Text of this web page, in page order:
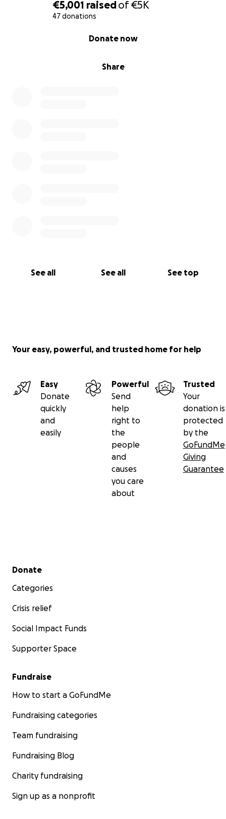
€5,001 raisedof€5K
47 donations
Share
Donate now
See all See all See top
Your easy, powerful, and trusted home for help
Easy
Donate
quickly
and
easily
Powerful
Send
help
right to
the
people
and
causes
you care
about
Trusted
Your
donation is
protected
by the
GoFundMe
Giving
Guarantee
Secondary menu
Donate
Categories
Crisis relief
Social Impact Funds
Supporter Space
Fundraise
How to start a GoFundMe
Fundraising categories
Team fundraising
Fundraising Blog
Charity fundraising
Sign up as a nonprofit